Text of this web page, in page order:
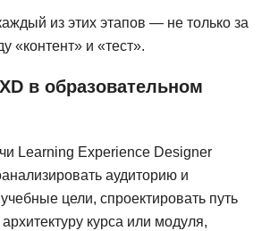
из этих этапов — не только за
«контент» и «тест».
в образовательном
Learning Experience Designer
аудиторию и
цели, спроектировать путь
курса или модуля,